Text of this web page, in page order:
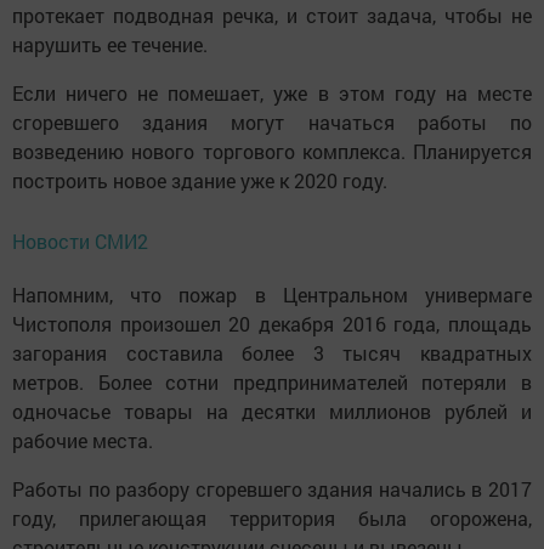
протекает подводная речка, и стоит задача, чтобы не
нарушить ее течение.
Если ничего не помешает, уже в этом году на месте
сгоревшего здания могут начаться работы по
возведению нового торгового комплекса. Планируется
построить новое здание уже к 2020 году.
Новости СМИ2
Напомним, что пожар в Центральном универмаге
Чистополя произошел 20 декабря 2016 года, площадь
загорания составила более 3 тысяч квадратных
метров. Более сотни предпринимателей потеряли в
одночасье товары на десятки миллионов рублей и
рабочие места.
Работы по разбору сгоревшего здания начались в 2017
году, прилегающая территория была огорожена,